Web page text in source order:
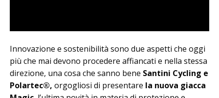
Innovazione e sostenibilità sono due aspetti che oggi
più che mai devono procedere affiancati e nella stessa
direzione, una cosa che sanno bene Santini Cycling e
Polartec®, orgogliosi di presentare la nuova giacca